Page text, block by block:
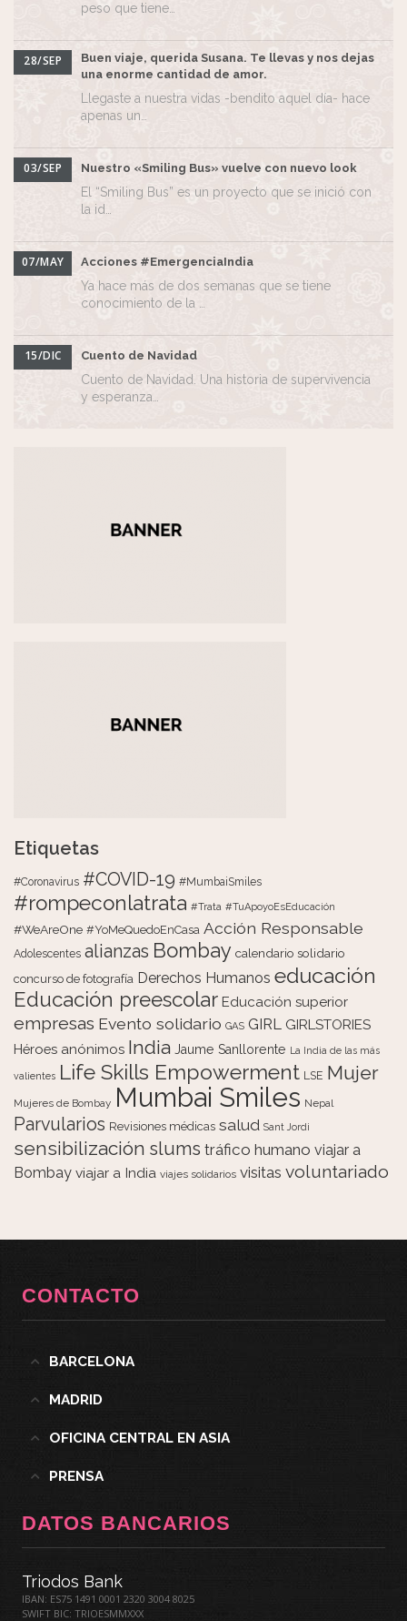
peso que tiene…
28/SEP
Buen viaje, querida Susana. Te llevas y nos dejas
una enorme cantidad de amor.
Llegaste a nuestra vidas -bendito aquel día- hace
apenas un…
03/SEP Nuestro «Smiling Bus» vuelve con nuevo look
El “Smiling Bus” es un proyecto que se inició con
la id…
07/MAY Acciones #EmergenciaIndia
Ya hace más de dos semanas que se tiene
conocimiento de la …
15/DIC Cuento de Navidad
Cuento de Navidad. Una historia de supervivencia
y esperanza…
Etiquetas
#Coronavirus #COVID-19 #MumbaiSmiles
#rompeconlatrata #Trata #TuApoyoEsEducación
#WeAreOne #YoMeQuedoEnCasa Acción Responsable
Adolescentes alianzas Bombay calendario solidario
concurso de fotografía Derechos Humanos educación
Educación preescolar Educación superior
empresas Evento solidario GAS GIRL GIRLSTORIES
Héroes anónimos India Jaume Sanllorente La India de las más
valientes Life Skills Empowerment LSE Mujer
Mujeres de Bombay Mumbai Smiles Nepal
Parvularios Revisiones médicas salud Sant Jordi
sensibilización slums tráfico humano viajar a
Bombay viajar a India viajes solidarios visitas voluntariado
CONTACTO
BARCELONA
MADRID
OFICINA CENTRAL EN ASIA
PRENSA
DATOS BANCARIOS
Triodos Bank
IBAN: ES75 1491 0001 2320 3004 8025
SWIFT BIC: TRIOESMMXXX